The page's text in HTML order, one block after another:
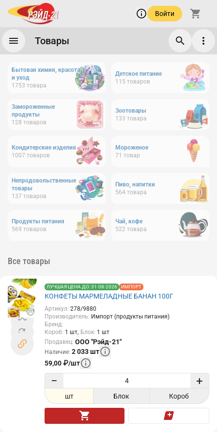
Войти
Товары
Бытовая химия, красота
и уход
1753 товара
Детское питание
115 товаров
Замороженные
продукты
128 товаров
Зоотовары
133 товара
Кондитерские изделия
1007 товаров
Мороженое
71 товар
Непродовольственные
товары
137 товаров
Пиво, напитки
564 товара
Продукты питания
569 товаров
Чай, кофе
522 товара
Все товары
ЛУЧШАЯ ЦЕНА ДО: 31-08-2026 ИМПОРТ
КОНФЕТЫ МАРМЕЛАДНЫЕ БАНАН 100Г
Артикул: 278/9880
Производитель: Импорт (продукты питания)
Бренд:
Короб: 1 шт Блок: 1 шт
Продавец: ООО "Рэйд-21"
Наличие: 2 033шт
59,00 ₽/шт
− +
шт Блок Короб